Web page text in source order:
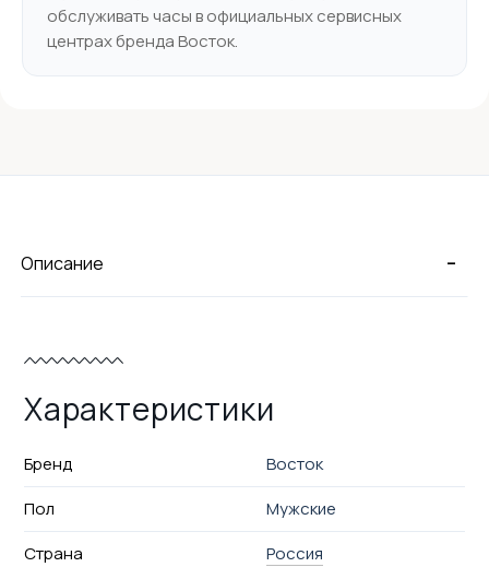
обслуживать часы в официальных сервисных
центрах бренда Восток.
-
Описание
Характеристики
Бренд
Восток
Пол
Мужские
Страна
Россия